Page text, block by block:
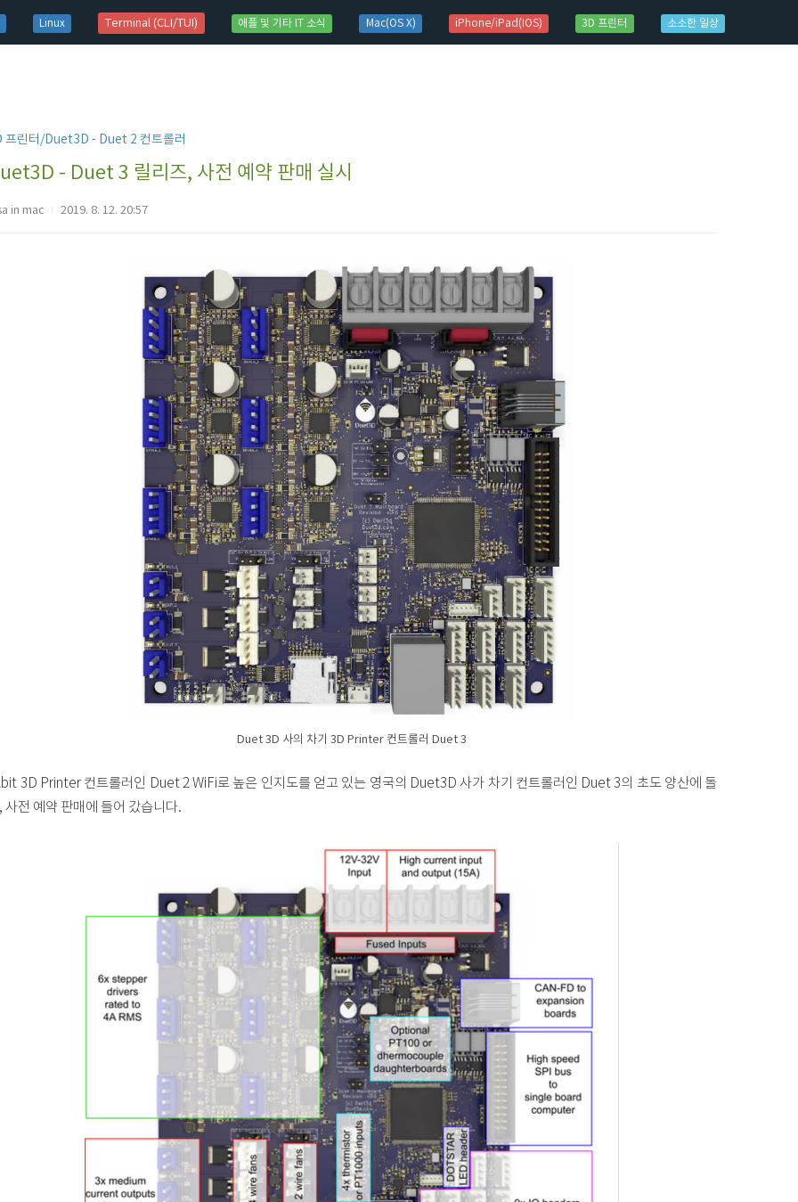
Linux Terminal (CLI/TUI) 애플 및 기타 IT 소식 Mac(OS X) iPhone/iPad(IOS) 3D 프린터 소소한 일상
프린터/Duet3D - Duet 2 컨트롤러
- Duet 3 릴리즈, 사전 예약 판매 실시
in mac 2019. 8. 12. 20:57
Duet 3D 사의 차기 3D Printer 컨트롤러 Duet 3
3D Printer 컨트롤러인 Duet 2 WiFi로 높은 인지도를 얻고 있는 영국의 Duet3D 사가 차기 컨트롤러인 Duet 3의 초도 양산에 돌
사전 예약 판매에 들어 갔습니다.